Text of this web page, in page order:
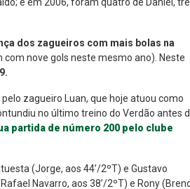
e em 2006, foram quatro de Daniel,
dos zagueiros com mais bolas na
nove gols neste mesmo ano). Neste
zagueiro Luan, que hoje atuou como
no último treino do Verdão antes
partida de número 200 pelo clube
(Jorge, aos 44’/2ºT) e Gustavo
Navarro, aos 38’/2ºT) e Rony